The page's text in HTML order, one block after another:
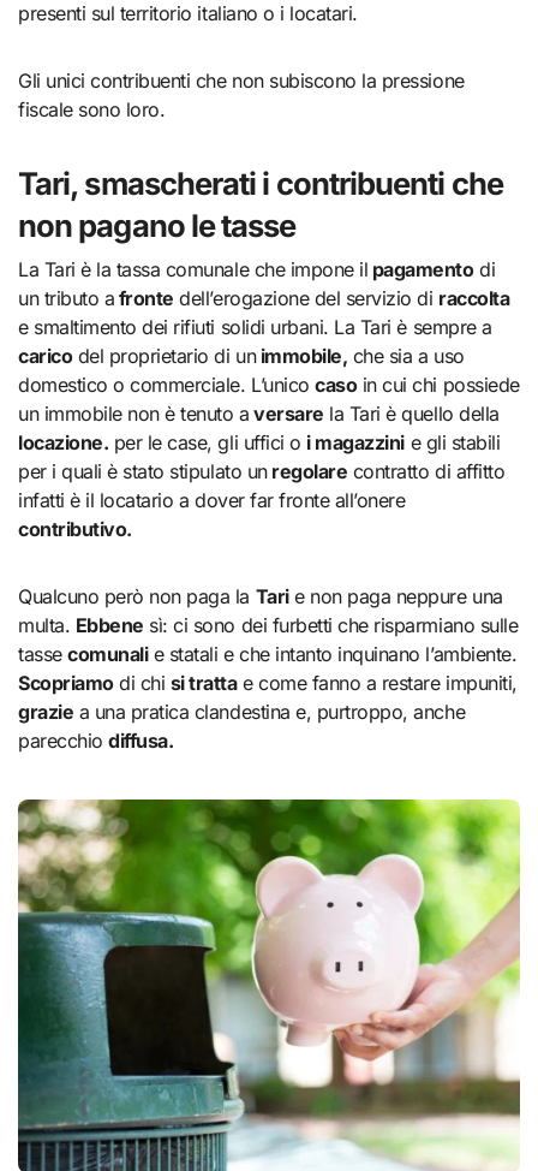
presenti sul territorio italiano o i locatari.
Gli unici contribuenti che non subiscono la pressione
fiscale sono loro.
Tari, smascherati i contribuenti che
non pagano le tasse
La Tari è la tassa comunale che impone il pagamentodi
un tributo a fronte dell’erogazione del servizio di raccolta
e smaltimento dei rifiuti solidi urbani. La Tari è sempre a
caricodel proprietario di unimmobile, che sia a uso
domestico o commerciale. L’unicocasoin cui chi possiede
un immobile non è tenuto a versare la Tari è quello della
locazione. per le case, gli uffici o i magazzinie gli stabili
per i quali è stato stipulato unregolare contratto di affitto
infatti è il locatario a dover far fronte all’onere
contributivo.
Qualcuno però non paga la Tarie non paga neppure una
multa. Ebbene sì: ci sono dei furbetti che risparmiano sulle
tassecomunalie statali e che intanto inquinano l’ambiente.
Scopriamodi chi si trattae come fanno a restare impuniti,
grazie a una pratica clandestina e, purtroppo, anche
parecchiodiffusa.